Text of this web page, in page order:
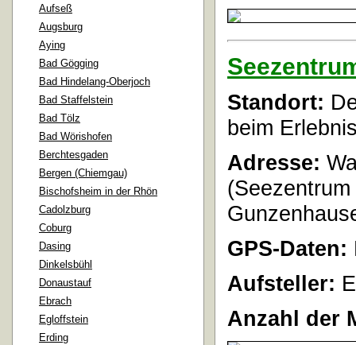
Aufseß
Augsburg
Aying
Bad Gögging
Bad Hindelang-Oberjoch
Bad Staffelstein
Bad Tölz
Bad Wörishofen
Berchtesgaden
Bergen (Chiemgau)
Bischofsheim in der Rhön
Cadolzburg
Coburg
Dasing
Dinkelsbühl
Donaustauf
Ebrach
Egloffstein
Erding
Standort:
beim
Adresse:
GPS-Daten:
Aufsteller:
Anzahl der